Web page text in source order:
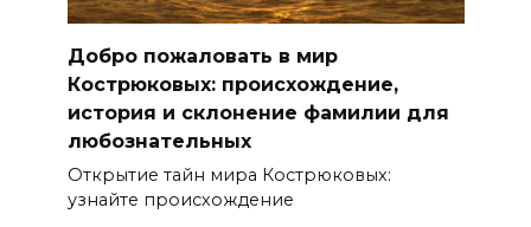
Добро пожаловать в мир
Кострюковых: происхождение,
история и склонение фамилии для
любознательных
Открытие тайн мира Кострюковых:
узнайте происхождение